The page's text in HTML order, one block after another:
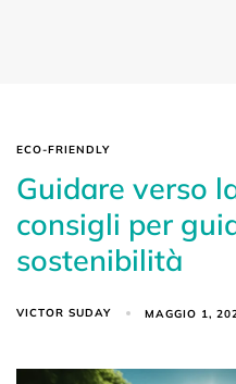
ECO-FRIENDLY
Guidare verso
consigli per
sostenibilità
VICTOR SUDAY MAGGIO 1,